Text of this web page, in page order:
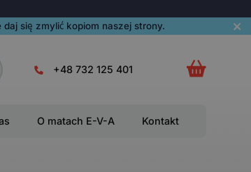
się zmylić kopiom naszej strony.
+48 732 125 401
O matach E-V-A Kontakt